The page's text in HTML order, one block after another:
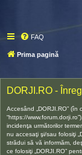
FAQ
Prima pagină
DORJI.RO -
Accesând „DORJI.RO” (în
“https://
incidenţa următorilor
nu accesaţi şi/sau folosiţi
strădui să vă informăm,
ce folosiţi „DORJI.RO”